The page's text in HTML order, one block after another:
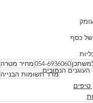
כסף
הנמוכים
054-6936060מחיר מטרה
מדד תשומות הבנייה